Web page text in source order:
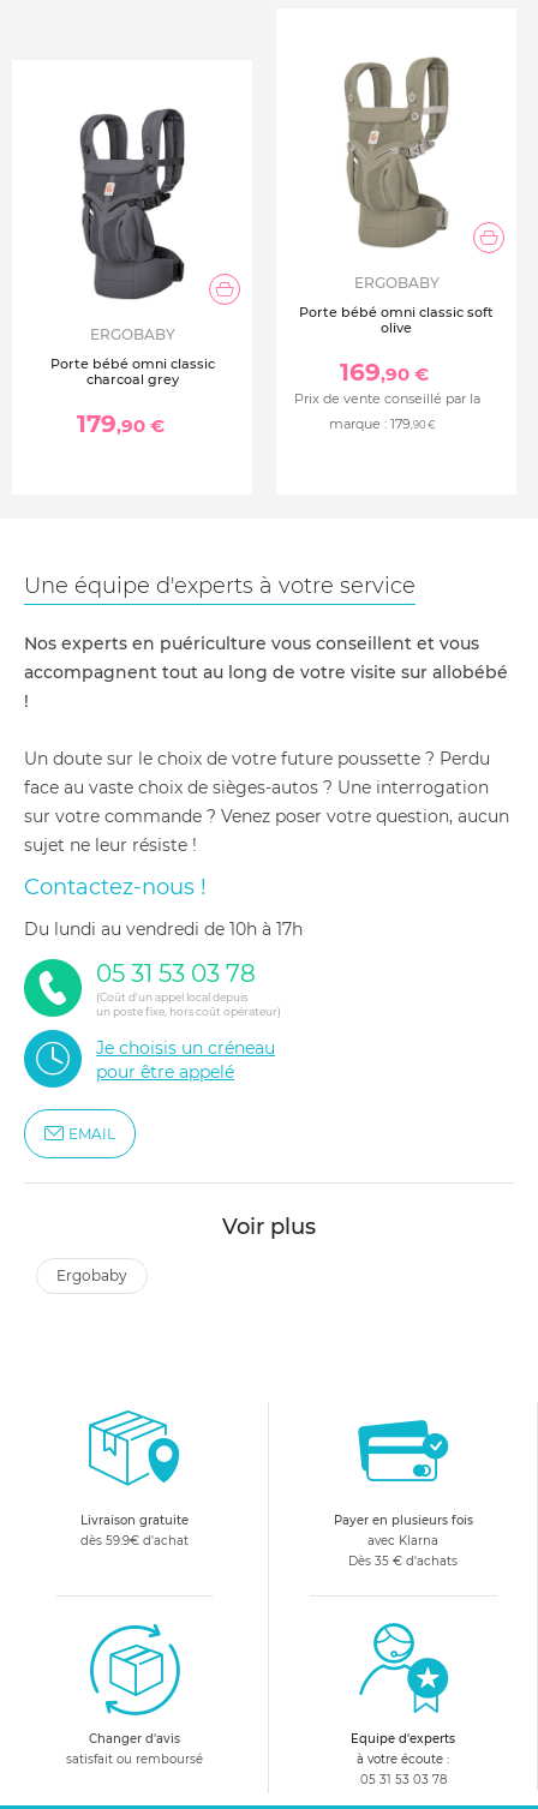
ERGOBABY
Porte bébé omni classic
charcoal grey
179,90 €
ERGOBABY
Porte bébé omni classic soft
olive
169,90 €
Prix de vente conseillé par la
marque : 179,90 €
Une équipe d'experts à votre service
Nos experts en puériculture vous conseillent et vous
accompagnent tout au long de votre visite sur allobébé
!
Un doute sur le choix de votre future poussette ? Perdu
face au vaste choix de sièges-autos ? Une interrogation
sur votre commande ? Venez poser votre question, aucun
sujet ne leur résiste !
Contactez-nous !
du lundi au vendredi de 10h à 17h
05 31 53 03 78
(Coût d'un appel local depuis
un poste fixe, hors coût opérateur)
Je choisis un créneau
pour être appelé
EMAIL
Voir plus
ergobaby
Livraison gratuite
dès 59.9€ d'achat
Payer en plusieurs fois
avec Klarna
Dès 35 € d'achats
Changer d'avis
satisfait ou remboursé
Equipe d'experts
à votre écoute :
05 31 53 03 78